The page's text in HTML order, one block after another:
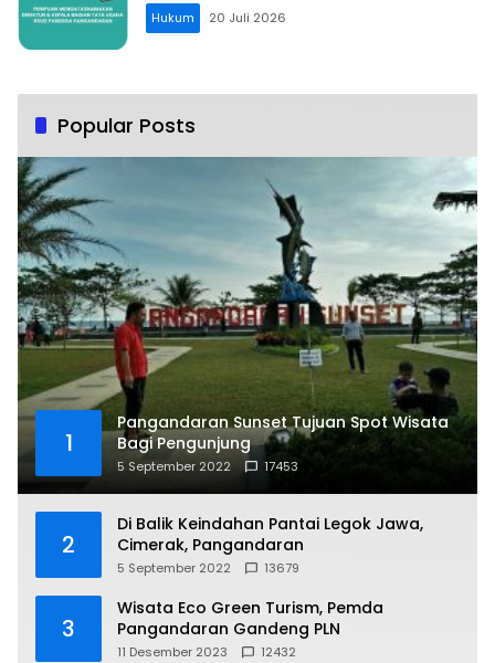
Hukum 20 Juli 2026
Popular Posts
1
Pangandaran Sunset Tujuan Spot Wisata
Bagi Pengunjung
5 September 2022 17453
2
Di Balik Keindahan Pantai Legok Jawa,
Cimerak, Pangandaran
5 September 2022 13679
3
Wisata Eco Green Turism, Pemda
Pangandaran Gandeng PLN
11 Desember 2023 12432